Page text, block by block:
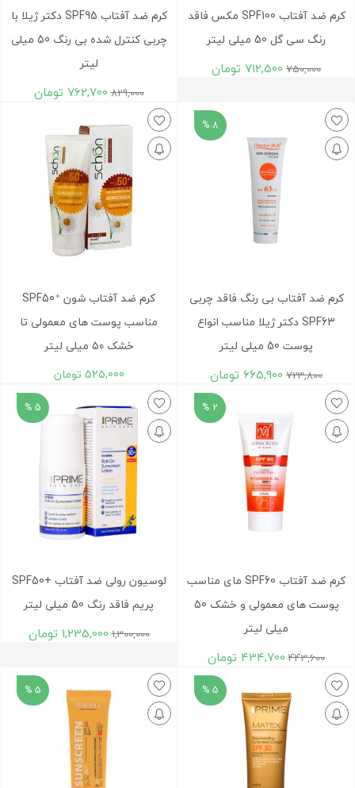
کرم ضد آفتاب SPF100 مکس فاقد
رنگ سی گل 50 میلی لیتر
750,000
712,500 تومان
کرم ضد آفتاب SPF95 دکتر ژیلا با
چربی کنترل شده بی رنگ 50 میلی
لیتر
829,000
762,700 تومان
8 %
کرم ضد آفتاب بی رنگ فاقد چربی
SPF63 دکتر ژیلا مناسب انواع
پوست 50 میلی لیتر
723,800
665,900 تومان
کرم ضد آفتاب شون ⁺SPF50
مناسب پوست های معمولی تا
خشک ۵۰ میلی لیتر
525,000 تومان
2 %
کرم ضد آفتاب SPF60 مای مناسب
پوست های معمولی و خشک 50
میلی لیتر
443,600
434,700 تومان
5 %
لوسیون رولی ضد آفتاب +SPF50
پریم فاقد رنگ 50 میلی لیتر
1,300,000
1,235,000 تومان
5 %
5 %